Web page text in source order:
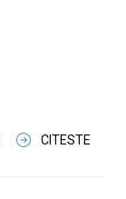
CITESTE